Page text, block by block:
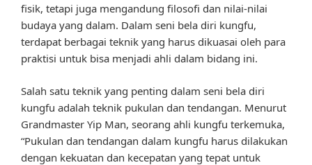
fisik, tetapi juga mengandung filosofi dan nilai-nilai
budaya yang dalam. Dalam seni bela diri kungfu,
terdapat berbagai teknik yang harus dikuasai oleh para
praktisi untuk bisa menjadi ahli dalam bidang ini.
Salah satu teknik yang penting dalam seni bela diri
kungfu adalah teknik pukulan dan tendangan. Menurut
Grandmaster Yip Man, seorang ahli kungfu terkemuka,
“Pukulan dan tendangan dalam kungfu harus dilakukan
dengan kekuatan dan kecepatan yang tepat untuk